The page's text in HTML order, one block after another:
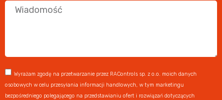
Wyrażam zgodę na przetwarzanie przez RAControls sp. z o.o. moich danych
osobowych w celu przesyłania informacji handlowych, w tym marketingu
bezpośredniego polegającego na przedstawianiu ofert i rozwiązań dotyczących